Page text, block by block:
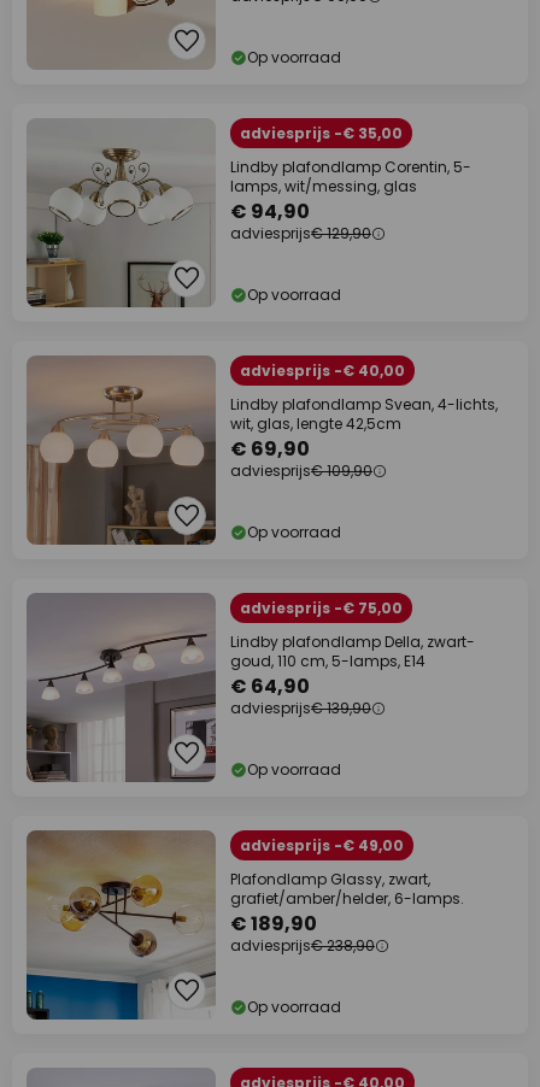
Op voorraad
adviesprijs -€ 35,00
Lindby plafondlamp Corentin, 5-
lamps, wit/messing, glas
€ 94,90
adviesprijs€ 129,90
Op voorraad
adviesprijs -€ 40,00
Lindby plafondlamp Svean, 4-lichts,
wit, glas, lengte 42,5cm
€ 69,90
adviesprijs€ 109,90
Op voorraad
adviesprijs -€ 75,00
Lindby plafondlamp Della, zwart-
goud, 110 cm, 5-lamps, E14
€ 64,90
adviesprijs€ 139,90
Op voorraad
adviesprijs -€ 49,00
Plafondlamp Glassy, zwart,
grafiet/amber/helder, 6-lamps.
€ 189,90
adviesprijs€ 238,90
Op voorraad
adviesprijs -€ 40,00